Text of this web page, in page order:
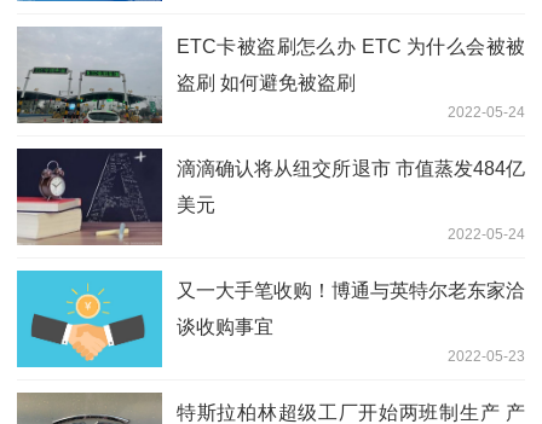
ETC卡被盗刷怎么办 ETC 为什么会被被
盗刷 如何避免被盗刷
2022-05-24
滴滴确认将从纽交所退市 市值蒸发484亿
美元
2022-05-24
又一大手笔收购！博通与英特尔老东家洽
谈收购事宜
2022-05-23
特斯拉柏林超级工厂开始两班制生产 产